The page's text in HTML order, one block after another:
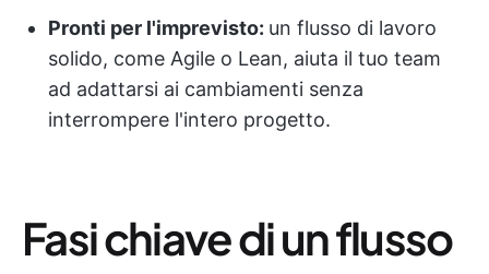
Pronti per l'imprevisto: un flusso di lavoro
solido, come Agile o Lean, aiuta il tuo team
ad adattarsi ai cambiamenti senza
interrompere l'intero progetto.
Fasi chiave di un flusso